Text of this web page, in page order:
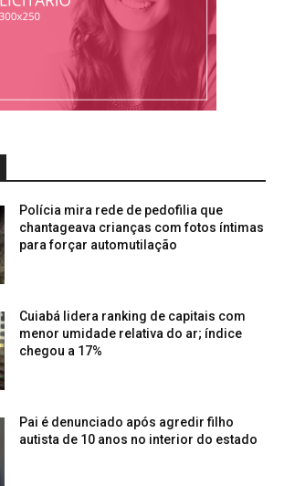
Polícia mira rede de pedofilia que
chantageava crianças com fotos íntimas
para forçar automutilação
Cuiabá lidera ranking de capitais com
menor umidade relativa do ar; índice
chegou a 17%
Pai é denunciado após agredir filho
autista de 10 anos no interior do estado